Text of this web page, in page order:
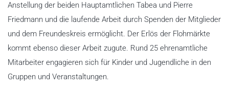
Anstellung der beiden Hauptamtlichen Tabea und Pierre
Friedmann und die laufende Arbeit durch Spenden der Mitglieder
und dem Freundeskreis ermöglicht. Der Erlös der Flohmärkte
kommt ebenso dieser Arbeit zugute. Rund 25 ehrenamtliche
Mitarbeiter engagieren sich für Kinder und Jugendliche in den
Gruppen und Veranstaltungen.